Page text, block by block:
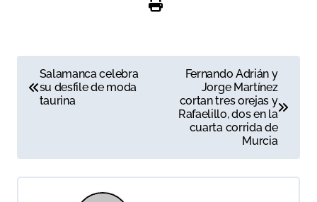
a
e
g
Salamanca celebra
su desfile de moda
taurina
Fernando Adrián y
Jorge Martínez
cortan tres orejas y
Rafaelillo, dos en la
cuarta corrida de
Murcia